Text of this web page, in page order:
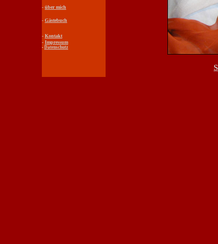
- über mich
- Gästebuch
- Kontakt
- Impressum
- Datenschutz